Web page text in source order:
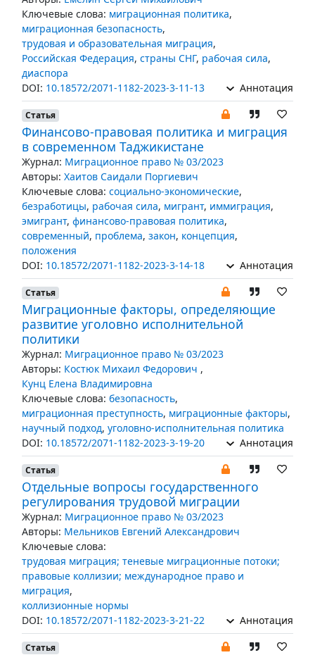
Ключевые слова: миграционная политика,
миграционная безопасность,
трудовая и образовательная миграция,
Российская Федерация, страны СНГ, рабочая сила,
диаспора
DOI: 10.18572/2071-1182-2023-3-11-13 Аннотация
Статья
Финансово-правовая политика и миграция
в современном Таджикистане
Журнал: Миграционное право № 03/2023
Авторы: Хаитов Саидали Поргиевич
Ключевые слова: социально-экономические,
безработицы, рабочая сила, мигрант, иммиграция,
эмигрант, финансово-правовая политика,
современный, проблема, закон, концепция,
положения
DOI: 10.18572/2071-1182-2023-3-14-18 Аннотация
Статья
Миграционные факторы, определяющие
развитие уголовно исполнительной
политики
Журнал: Миграционное право № 03/2023
Авторы: Костюк Михаил Федорович ,
Кунц Елена Владимировна
Ключевые слова: безопасность,
миграционная преступность, миграционные факторы,
научный подход, уголовно-исполнительная политика
DOI: 10.18572/2071-1182-2023-3-19-20 Аннотация
Статья
Отдельные вопросы государственного
регулирования трудовой миграции
Журнал: Миграционное право № 03/2023
Авторы: Мельников Евгений Александрович
Ключевые слова:
трудовая миграция; теневые миграционные потоки;
правовые коллизии; международное право и
миграция,
коллизионные нормы
DOI: 10.18572/2071-1182-2023-3-21-22 Аннотация
Статья